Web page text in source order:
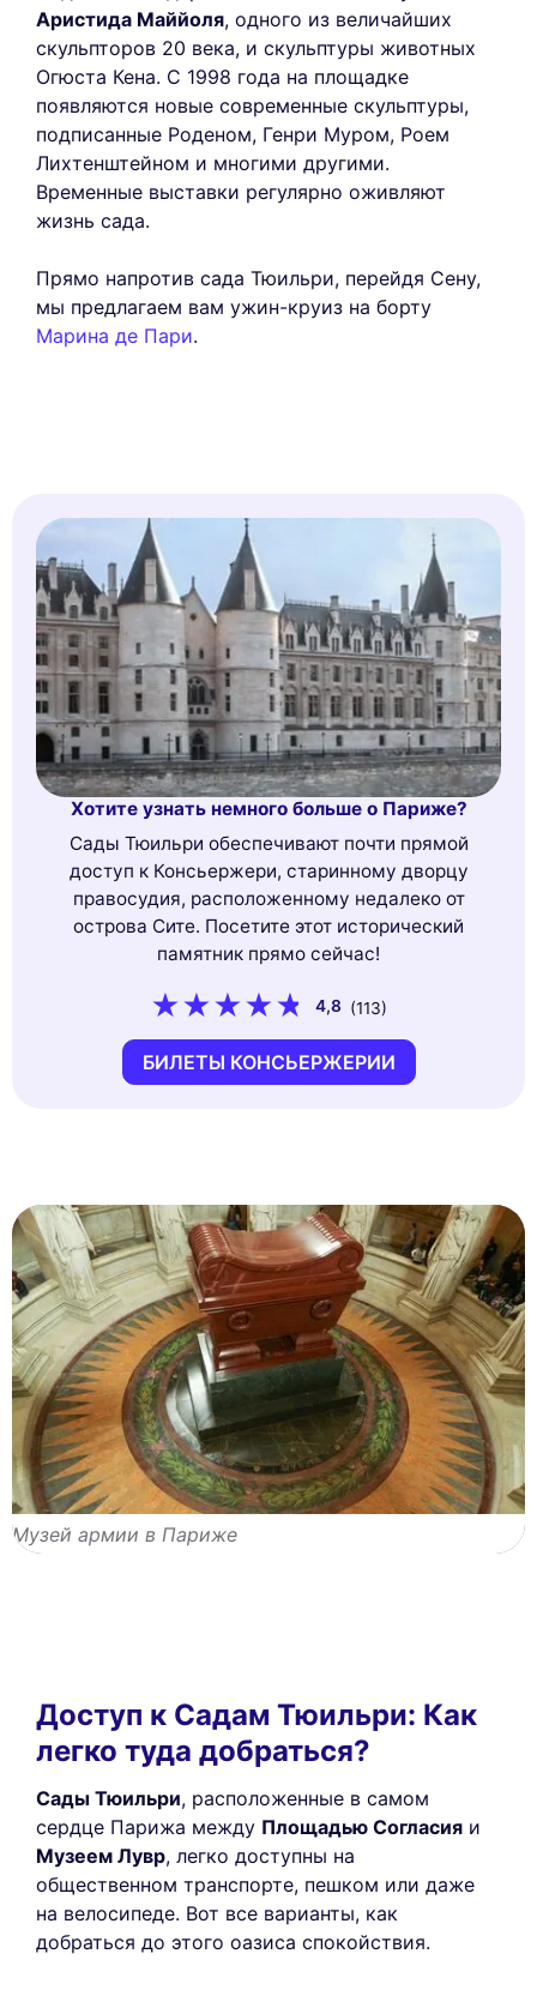
Аристидa Маййоля, одного из величайших
скульпторов 20 века, и скульптуры животных
Огюста Кена. С 1998 года на площадке
появляются новые современные скульптуры,
подписанные Роденом, Генри Муром, Роем
Лихтенштейном и многими другими.
Временные выставки регулярно оживляют
жизнь сада.
Прямо напротив сада Тюильри, перейдя Сену,
мы предлагаем вам ужин-круиз на борту
Марина де Пари.
Хотите узнать немного больше о Париже?
Сады Тюильри обеспечивают почти прямой
доступ к Консьержери, старинному дворцу
правосудия, расположенному недалеко от
острова Сите. Посетите этот исторический
памятник прямо сейчас!
4,8 (113)
БИЛЕТЫ КОНСЬЕРЖЕРИИ
Музей армии в Париже
Доступ к Садам Тюильри: Как
легко туда добраться?
Сады Тюильри, расположенные в самом
сердце Парижа между Площадью Согласия и
Музеем Лувр, легко доступны на
общественном транспорте, пешком или даже
на велосипеде. Вот все варианты, как
добраться до этого оазиса спокойствия.